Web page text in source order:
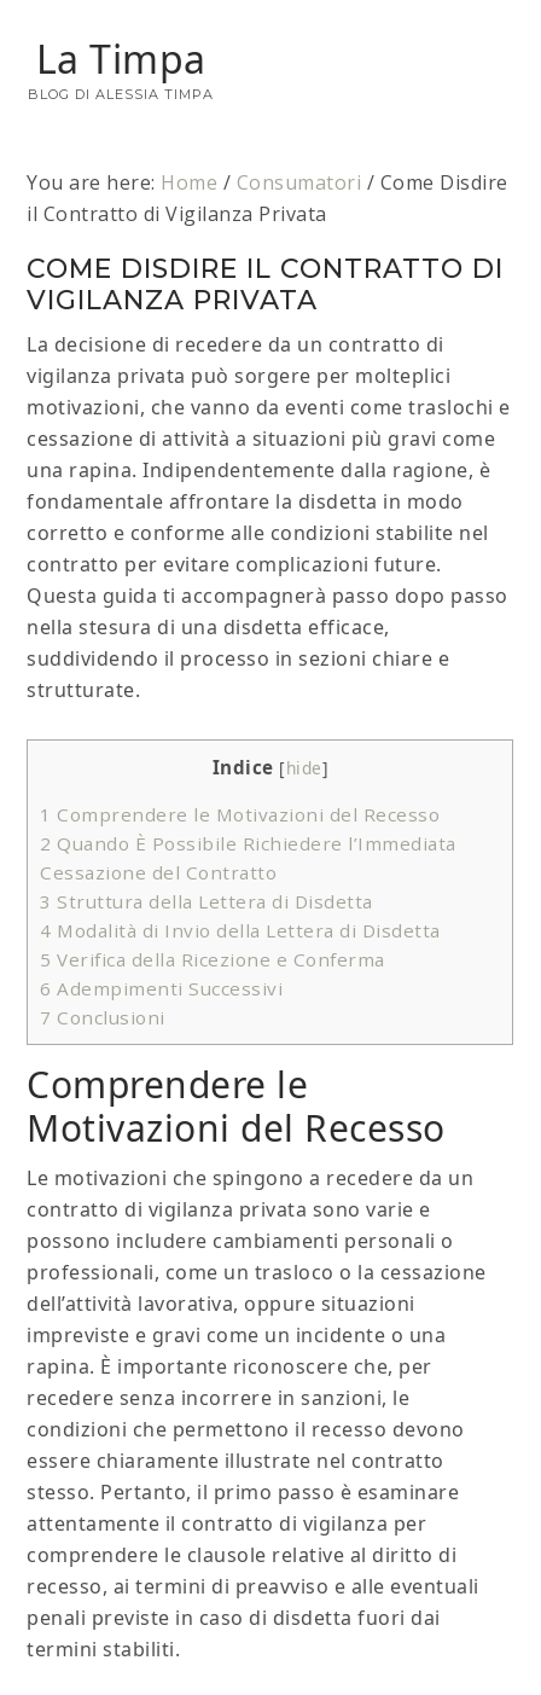
La Timpa
BLOG DI ALESSIA TIMPA
You are here: Home / Consumatori / Come Disdire
il Contratto di Vigilanza Privata
COME DISDIRE IL CONTRATTO DI
VIGILANZA PRIVATA
La decisione di recedere da un contratto di
vigilanza privata può sorgere per molteplici
motivazioni, che vanno da eventi come traslochi e
cessazione di attività a situazioni più gravi come
una rapina. Indipendentemente dalla ragione, è
fondamentale affrontare la disdetta in modo
corretto e conforme alle condizioni stabilite nel
contratto per evitare complicazioni future.
Questa guida ti accompagnerà passo dopo passo
nella stesura di una disdetta efficace,
suddividendo il processo in sezioni chiare e
strutturate.
Indice [hide]
1 Comprendere le Motivazioni del Recesso
2 Quando È Possibile Richiedere l’Immediata
Cessazione del Contratto
3 Struttura della Lettera di Disdetta
4 Modalità di Invio della Lettera di Disdetta
5 Verifica della Ricezione e Conferma
6 Adempimenti Successivi
7 Conclusioni
Comprendere le
Motivazioni del Recesso
Le motivazioni che spingono a recedere da un
contratto di vigilanza privata sono varie e
possono includere cambiamenti personali o
professionali, come un trasloco o la cessazione
dell’attività lavorativa, oppure situazioni
impreviste e gravi come un incidente o una
rapina. È importante riconoscere che, per
recedere senza incorrere in sanzioni, le
condizioni che permettono il recesso devono
essere chiaramente illustrate nel contratto
stesso. Pertanto, il primo passo è esaminare
attentamente il contratto di vigilanza per
comprendere le clausole relative al diritto di
recesso, ai termini di preavviso e alle eventuali
penali previste in caso di disdetta fuori dai
termini stabiliti.